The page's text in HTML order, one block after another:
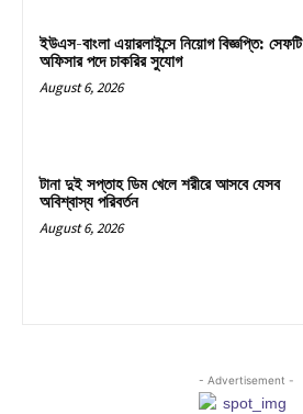
ইউএস-বাংলা এয়ারলাইন্সে নিয়োগ বিজ্ঞপ্তি: সেফটি
অফিসার পদে চাকরির সুযোগ
August 6, 2026
টানা দুই সপ্তাহ ডিম খেলে শরীরে আসবে যেসব
অবিশ্বাস্য পরিবর্তন
August 6, 2026
- Advertisement -